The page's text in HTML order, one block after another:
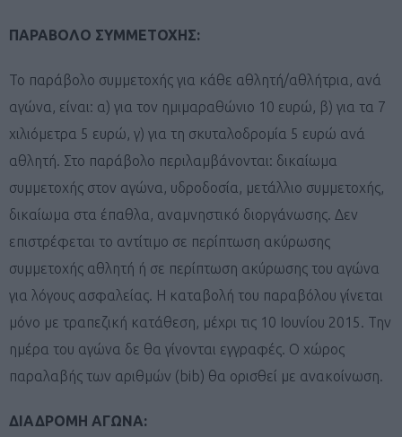
ΠΑΡΑΒΟΛΟ ΣΥΜΜΕΤΟΧΗΣ:
Το παράβολο συμμετοχής για κάθε αθλητή/αθλήτρια, ανά
αγώνα, είναι: α) για τον ημιμαραθώνιο 10 ευρώ, β) για τα 7
χιλιόμετρα 5 ευρώ, γ) για τη σκυταλοδρομία 5 ευρώ ανά
αθλητή. Στο παράβολο περιλαμβάνονται: δικαίωμα
συμμετοχής στον αγώνα, υδροδοσία, μετάλλιο συμμετοχής,
δικαίωμα στα έπαθλα, αναμνηστικό διοργάνωσης. Δεν
επιστρέφεται το αντίτιμο σε περίπτωση ακύρωσης
συμμετοχής αθλητή ή σε περίπτωση ακύρωσης του αγώνα
για λόγους ασφαλείας. Η καταβολή του παραβόλου γίνεται
μόνο με τραπεζική κατάθεση, μέχρι τις 10 Ιουνίου 2015. Την
ημέρα του αγώνα δε θα γίνονται εγγραφές. Ο χώρος
παραλαβής των αριθμών (bib) θα ορισθεί με ανακοίνωση.
ΔΙΑΔΡΟΜΗ ΑΓΩΝΑ: